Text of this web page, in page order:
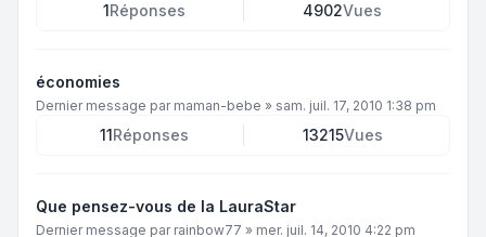
1Réponses 4902Vues
économies
Dernier message par maman-bebe » sam. juil. 17, 2010 1:38 pm
11Réponses 13215Vues
Que pensez-vous de la LauraStar
Dernier message par rainbow77 » mer. juil. 14, 2010 4:22 pm